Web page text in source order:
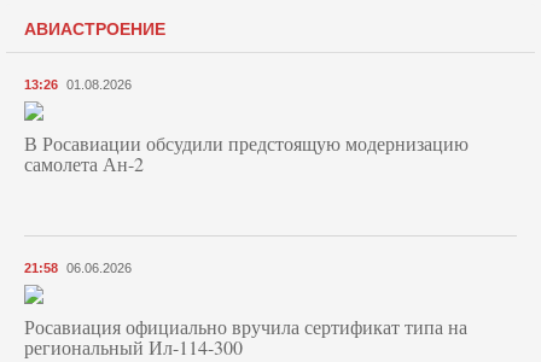
АВИАСТРОЕНИЕ
13:26 01.08.2026
В Росавиации обсудили предстоящую модернизацию
самолета Ан-2
21:58 06.06.2026
Росавиация официально вручила сертификат типа на
региональный Ил-114-300